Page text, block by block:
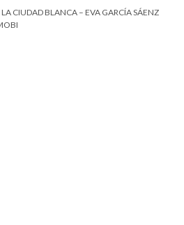
CIUDAD BLANCA – EVA GARCÍA SÁENZ